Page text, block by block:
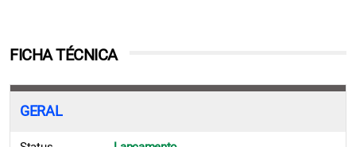
FICHA TÉCNICA
GERAL